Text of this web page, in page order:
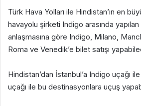
Türk Hava Yolları ile Hindistan’ın en
havayolu şirketi Indigo arasında yapılan
anlaşmasına göre Indigo, Milano,
Roma ve Venedik’e bilet satışı
Hindistan’dan İstanbul’a Indigo uçağı
uçağı ile bu destinasyonlara uçuş